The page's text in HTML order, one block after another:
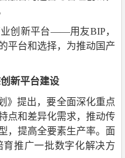
创新平台——用友BIP，
平台和选择，为推动国产
新平台建设
》提出，要全面深化重点
点和差异化需求，推动传
，提高全要素生产率。面
推广一批数字化解决方